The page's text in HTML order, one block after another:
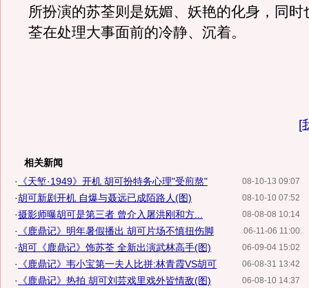
所扮演的苏荃则是妩媚、妖艳的化身，同时
荃在处理大事面前的冷静、沉着。
[
相关新闻
08-10-13 09:07
· 《天堑·1949》开机 胡可扮特务心理"受煎熬"
08-10-10 07:52
·胡可新剧开机 自爆与聂远已成陌路人(图)
08-08-08 10:14
·摄影师曝胡可是第三者 曾介入屠洪刚和方...
06-11-06 11:00
· 《鹿鼎记》明年暑假播出 胡可片场不慎扭伤脚
06-09-04 15:02
·胡可《鹿鼎记》饰苏荃 全新出演武林高手(图)
06-08-31 13:42
· 《鹿鼎记》韦小宝第一夫人比拼:林青霞VS胡可
06-08-10 14:37
· 《鹿鼎记》热拍 胡可刘芸戏里戏外皆情敌(图)